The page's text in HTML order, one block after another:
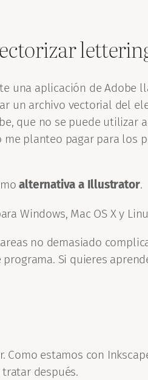
una aplicación de Adobe
un archivo vectorial del
que no se puede utilizar
planteo pagar para los
alternativa a Illustrator.
Windows, Mac OS X y
no demasiado
Si quieres
estamos con
después.